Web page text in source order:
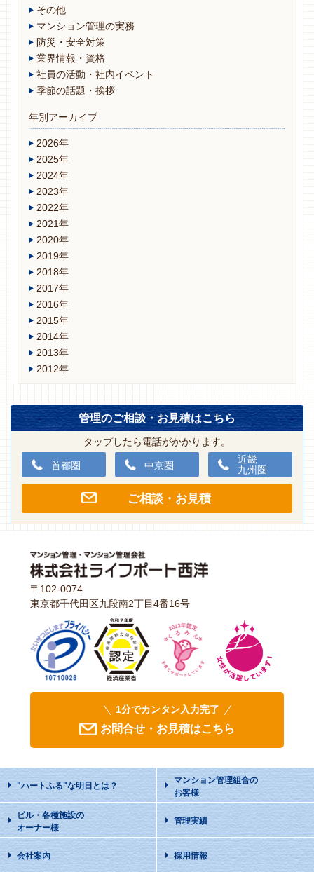
その他
マンション管理の実務
防災・安全対策
業界情報・資格
社員の活動・社内イベント
季節の話題・挨拶
年別アーカイブ
2026年
2025年
2024年
2023年
2022年
2021年
2020年
2019年
2018年
2017年
2016年
2015年
2014年
2013年
2012年
管理のご相談・お見積はこちら
タップしたら電話がかかります。
首都圏 中京圏
近畿
九州圏
ご相談・お見積
〒102-0074
東京都千代田区九段南2丁目4番16号
1分でカンタン入力完了
お問合せ・お見積はこちら
"ハートふる"な明日 とは？
マンション管理組合の
お客様
ビル・各種施設の
オーナー様
管理実績
会社案内 採用情報